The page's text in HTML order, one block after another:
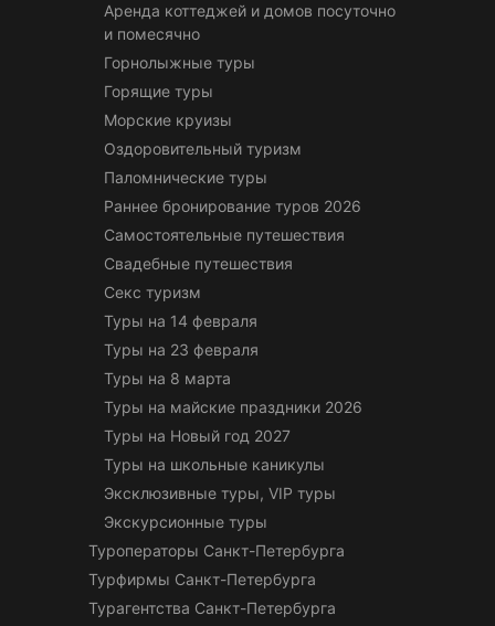
Аренда коттеджей и домов посуточно
и помесячно
Горнолыжные туры
Горящие туры
Морские круизы
Оздоровительный туризм
Паломнические туры
Раннее бронирование туров 2026
Самостоятельные путешествия
Свадебные путешествия
Секс туризм
Туры на 14 февраля
Туры на 23 февраля
Туры на 8 марта
Туры на майские праздники 2026
Туры на Новый год 2027
Туры на школьные каникулы
Эксклюзивные туры, VIP туры
Экскурсионные туры
Туроператоры Санкт-Петербурга
Турфирмы Санкт-Петербурга
Турагентства Санкт-Петербурга